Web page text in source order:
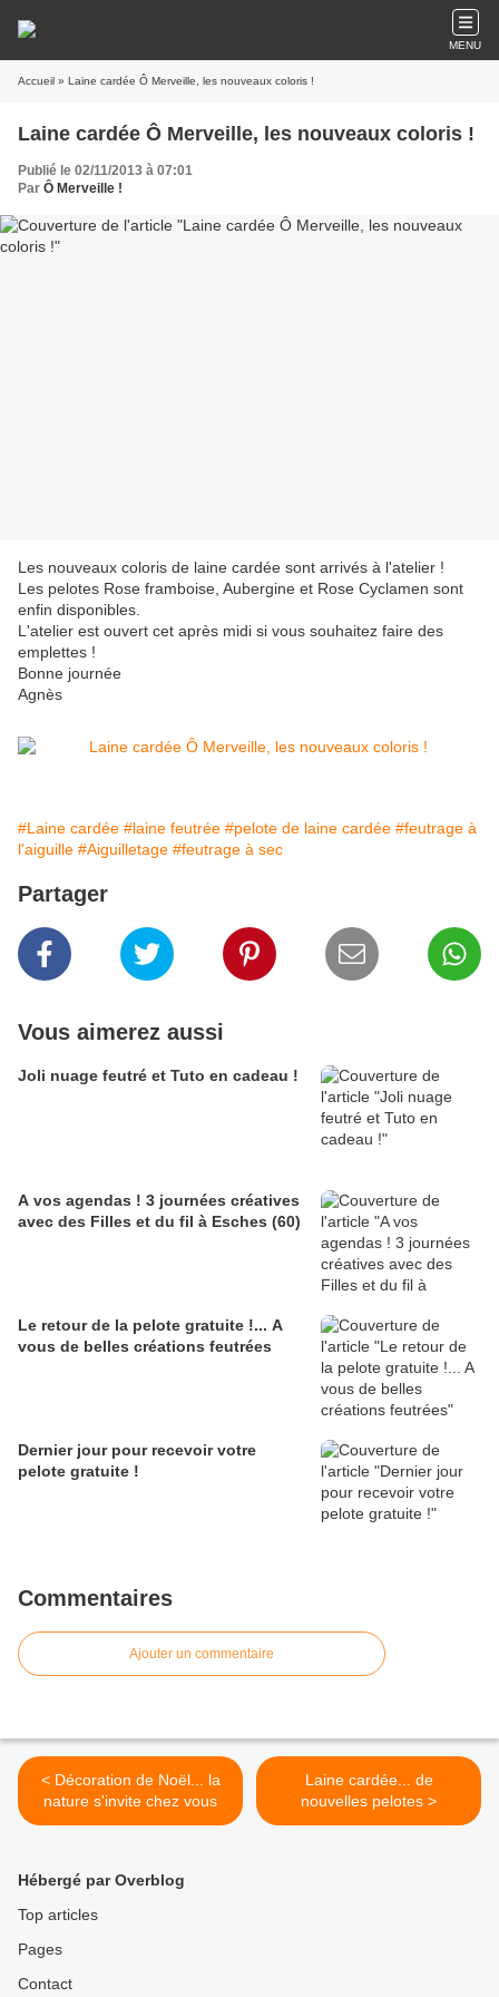
MENU
Accueil » Laine cardée Ô Merveille, les nouveaux coloris !
Laine cardée Ô Merveille, les nouveaux coloris !
Publié le 02/11/2013 à 07:01
Par Ô Merveille !
Les nouveaux coloris de laine cardée sont arrivés à l'atelier !
Les pelotes Rose framboise, Aubergine et Rose Cyclamen sont
enfin disponibles.
L'atelier est ouvert cet après midi si vous souhaitez faire des
emplettes !
Bonne journée
Agnès
#Laine cardée #laine feutrée #pelote de laine cardée #feutrage à
l'aiguille #Aiguilletage #feutrage à sec
Partager
Vous aimerez aussi
Joli nuage feutré et Tuto en cadeau !
A vos agendas ! 3 journées créatives
avec des Filles et du fil à Esches (60)
Le retour de la pelote gratuite !... A
vous de belles créations feutrées
Dernier jour pour recevoir votre
pelote gratuite !
Commentaires
Ajouter un commentaire
< Décoration de Noël... la
nature s'invite chez vous
Laine cardée... de
nouvelles pelotes >
Hébergé par Overblog
Top articles
Pages
Contact